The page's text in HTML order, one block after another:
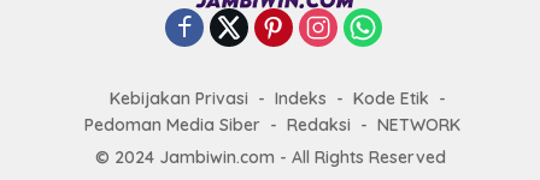
Kebijakan Privasi Indeks
Kode Etik
Pedoman Media Siber
Redaksi
NETWORK
© 2024 Jambiwin.com - All Rights Reserved